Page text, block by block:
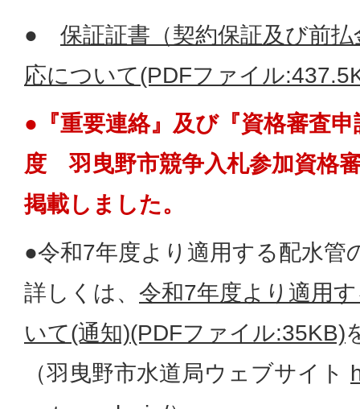
● 保証証書（契約保証及び前
応について(PDFファイル
●『重要連絡』及び『資格審査
度 羽曳野市競争入札参加資格
掲載しました。
●令和7年度より適用する配水管
詳しくは、 令和7年度より適用
いて(通知)(PDFファイル:35KB)
（羽曳野市水道局ウェブサイト